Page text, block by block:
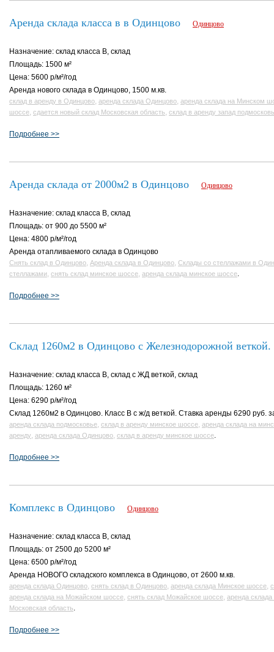
Аренда склада класса в в Одинцово Одинцово
Назначение: склад класса B, склад
Площадь: 1500 м²
Цена: 5600 р/м²/год
Аренда нового склада в Одинцово, 1500 м.кв.
склад в аренду в Одинцово, аренда склада Одинцово, аренда склада на Минском
шоссе, сдается новый склад Московская область, склад в аренду запад
Подробнее >>
Аренда склада от 2000м2 в Одинцово Одинцово
Назначение: склад класса B, склад
Площадь: от 900 до 5500 м²
Цена: 4800 р/м²/год
Аренда отапливаемого склада в Одинцово
Снять склад в Одинцово, Аренда склада в Одинцово, Склады со стеллажами в
стеллажами, снять склад минское шоссе, аренда склада минское шоссе.
Подробнее >>
Склад 1260м2 в Одинцово с Железнодорожной веткой.
Назначение: склад класса B, склад с ЖД веткой, склад
Площадь: 1260 м²
Цена: 6290 р/м²/год
Склад 1260м2 в Одинцово. Класс В с ж/д веткой. Ставка аренды 6290 руб.
аренда склада подмосковье, склад в аренду минское шоссе, аренда склада на
аренду, аренда склада Одинцово, склад в аренду минское шоссе.
Подробнее >>
Комплекс в Одинцово Одинцово
Назначение: склад класса B, склад
Площадь: от 2500 до 5200 м²
Цена: 6500 р/м²/год
Аренда НОВОГО складского комплекса в Одинцово, от 2600 м.кв.
аренда склада Одинцово, снять склад в Одинцово, аренда склада Минское шоссе,
аренда склада на Можайском шоссе, снять склад Можайское шоссе, аренда
Московская область.
Подробнее >>